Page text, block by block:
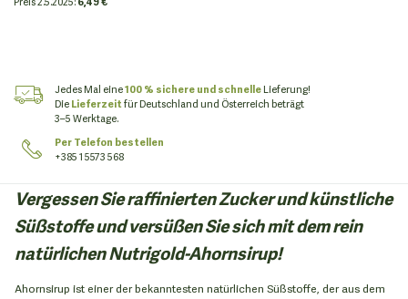
Jedes Mal eine100 % sichere und schnelleLieferung!
DieLieferzeitfür Deutschland und Österreich beträgt
3–5 Werktage.
Per Telefon bestellen
+385 1 5573 568
Vergessen Sie raffinierten Zucker und künstliche
Süßstoffe und versüßen Sie sich mit dem rein
natürlichen Nutrigold-Ahornsirup!
Ahornsirup ist einer der bekanntesten natürlichen Süßstoffe, der aus dem